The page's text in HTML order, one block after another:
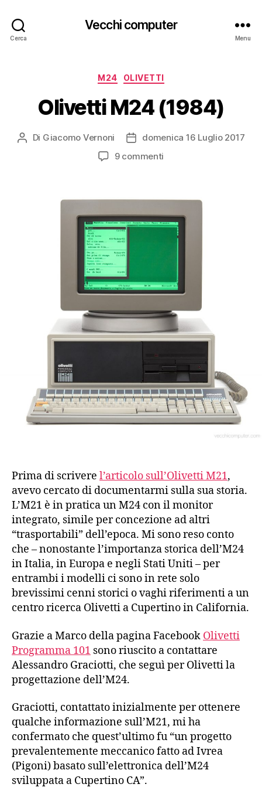
Cerca
Vecchi computer
Menu
Categorie
M24 OLIVETTI
Olivetti M24 (1984)
Autore
Di Giacomo Vernoni
Data
dell'articolo
domenica 16 Luglio 2017
9 commenti
Prima di scrivere l’articolo sull’Olivetti M21,
avevo cercato di documentarmi sulla sua storia.
L’M21 è in pratica un M24 con il monitor
integrato, simile per concezione ad altri
“trasportabili” dell’epoca. Mi sono reso conto
che – nonostante l’importanza storica dell’M24
in Italia, in Europa e negli Stati Uniti – per
entrambi i modelli ci sono in rete solo
brevissimi cenni storici o vaghi riferimenti a un
centro ricerca Olivetti a Cupertino in California.
Grazie a Marco della pagina Facebook Olivetti
Programma 101 sono riuscito a contattare
Alessandro Graciotti, che seguì per Olivetti la
progettazione dell’M24.
Graciotti, contattato inizialmente per ottenere
qualche informazione sull’M21, mi ha
confermato che quest’ultimo fu “un progetto
prevalentemente meccanico fatto ad Ivrea
(Pigoni) basato sull’elettronica dell’M24
sviluppata a Cupertino CA”.